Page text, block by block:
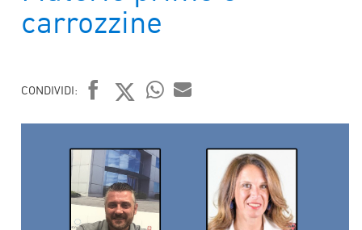
carrozzine
CONDIVIDI:
FACEBOOK
TWITTER
WHATSAPP
MAIL